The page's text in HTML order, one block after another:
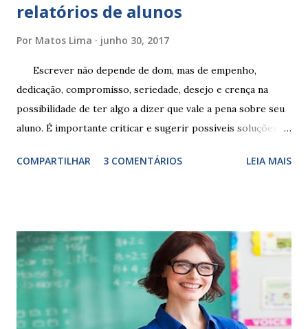
relatórios de alunos
Por Matos Lima junho 30, 2017
Escrever não depende de dom, mas de empenho,
dedicação, compromisso, seriedade, desejo e crença na
possibilidade de ter algo a dizer que vale a pena sobre seu
aluno. É importante criticar e sugerir possíveis soluções.
exercitação. E encontrar a melhor maneira de expressar o
sempre as intervenções feitas para ações apresentadas,
isso ressalta trabalho. SUGESTÕES DE PALAVRAS E
EXPRESSÕES PARA USO EM RELATÓRIOS Você pensa Você
escreve O aluno não sabe O aluno não adquiriu os
conceitos, está em fase de aprendizado. Não tem limites
COMPARTILHAR 3 COMENTÁRIOS LEIA MAIS